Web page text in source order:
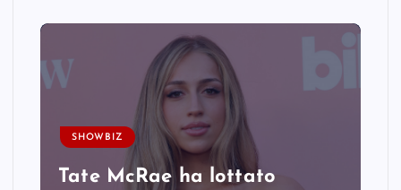
SHOWBIZ
Tate McRae ha lottato